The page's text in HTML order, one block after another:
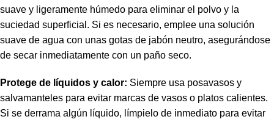
suave y ligeramente húmedo para eliminar el polvo y la
suciedad superficial. Si es necesario, emplee una solución
suave de agua con unas gotas de jabón neutro, asegurándose
de secar inmediatamente con un paño seco.
Protege de líquidos y calor: Siempre usa posavasos y
salvamanteles para evitar marcas de vasos o platos calientes.
Si se derrama algún líquido, límpielo de inmediato para evitar